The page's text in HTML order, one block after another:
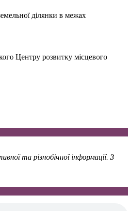
ділянки в межах
Центру розвитку місцевого
та різнобічної інформації. З